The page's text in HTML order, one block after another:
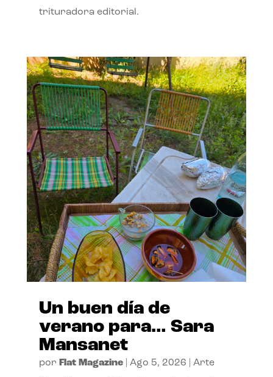
trituradora editorial.
Un buen día de
verano para… Sara
Mansanet
por Flat Magazine| Ago 5, 2026 Arte